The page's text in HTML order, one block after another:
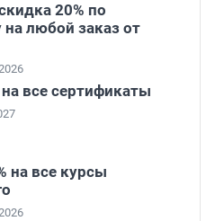
20% по
любой заказ от
все сертификаты
на все курсы